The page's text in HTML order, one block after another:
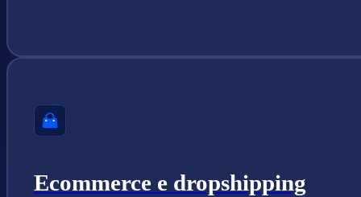
Ecommerce e dropshipping